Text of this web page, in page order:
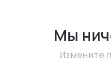
Мы
Измените